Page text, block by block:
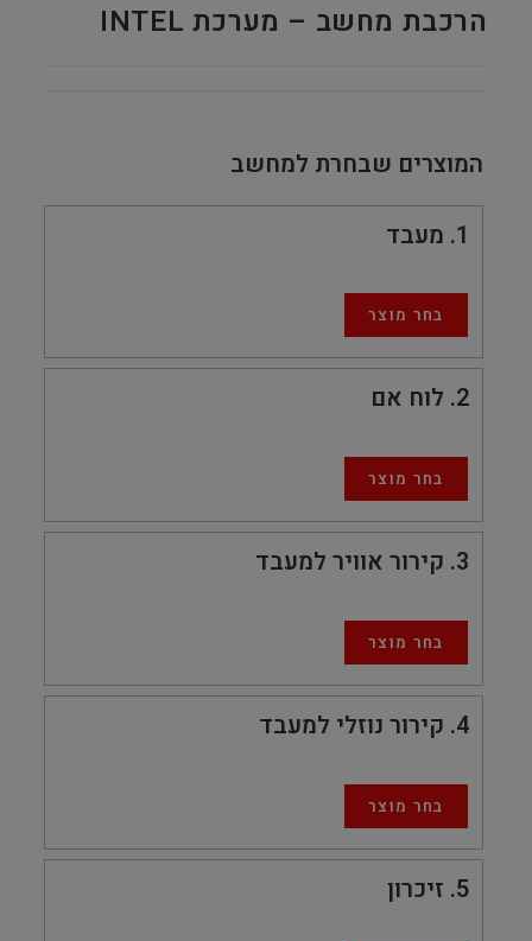
הרכבת מחשב – מערכת INTEL
המוצרים שבחרת למחשב
1 מעבד
בחר מוצר
2 לוח אם
בחר מוצר
3 קירור אוויר למעבד
בחר מוצר
4 קירור נוזלי למעבד
בחר מוצר
5 זיכרון